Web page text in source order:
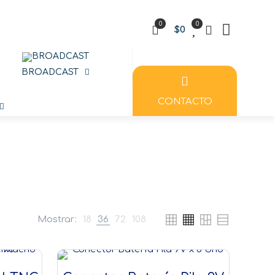
0
$0
0
BROADCAST
CONTACTO
Mostrar: 18 36 72 108